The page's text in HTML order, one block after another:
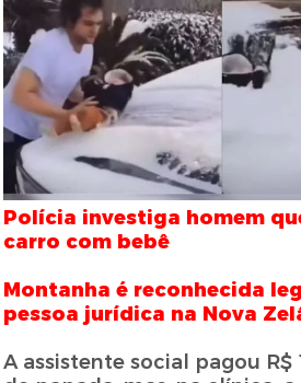
Polícia investiga homem
carro com bebê
Montanha é reconhecida
pessoa jurídica na Nova
A assistente social pagou